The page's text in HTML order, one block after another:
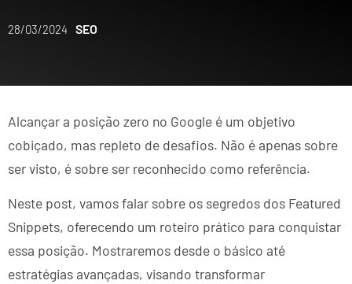
28/03/2024 SEO
Alcançar a posição zero no Google é um objetivo
cobiçado, mas repleto de desafios. Não é apenas sobre
ser visto, é sobre ser reconhecido como referência.
Neste post, vamos falar sobre os segredos dos Featured
Snippets, oferecendo um roteiro prático para conquistar
essa posição. Mostraremos desde o básico até
estratégias avançadas, visando transformar